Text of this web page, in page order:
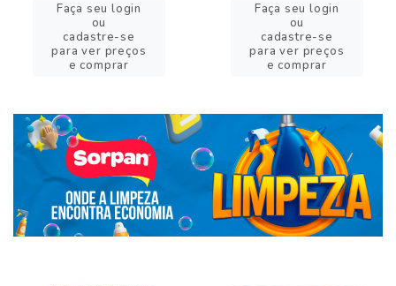
Faça seu login
ou
cadastre-se
para ver preços
e comprar
Faça seu login
ou
cadastre-se
para ver preços
e comprar